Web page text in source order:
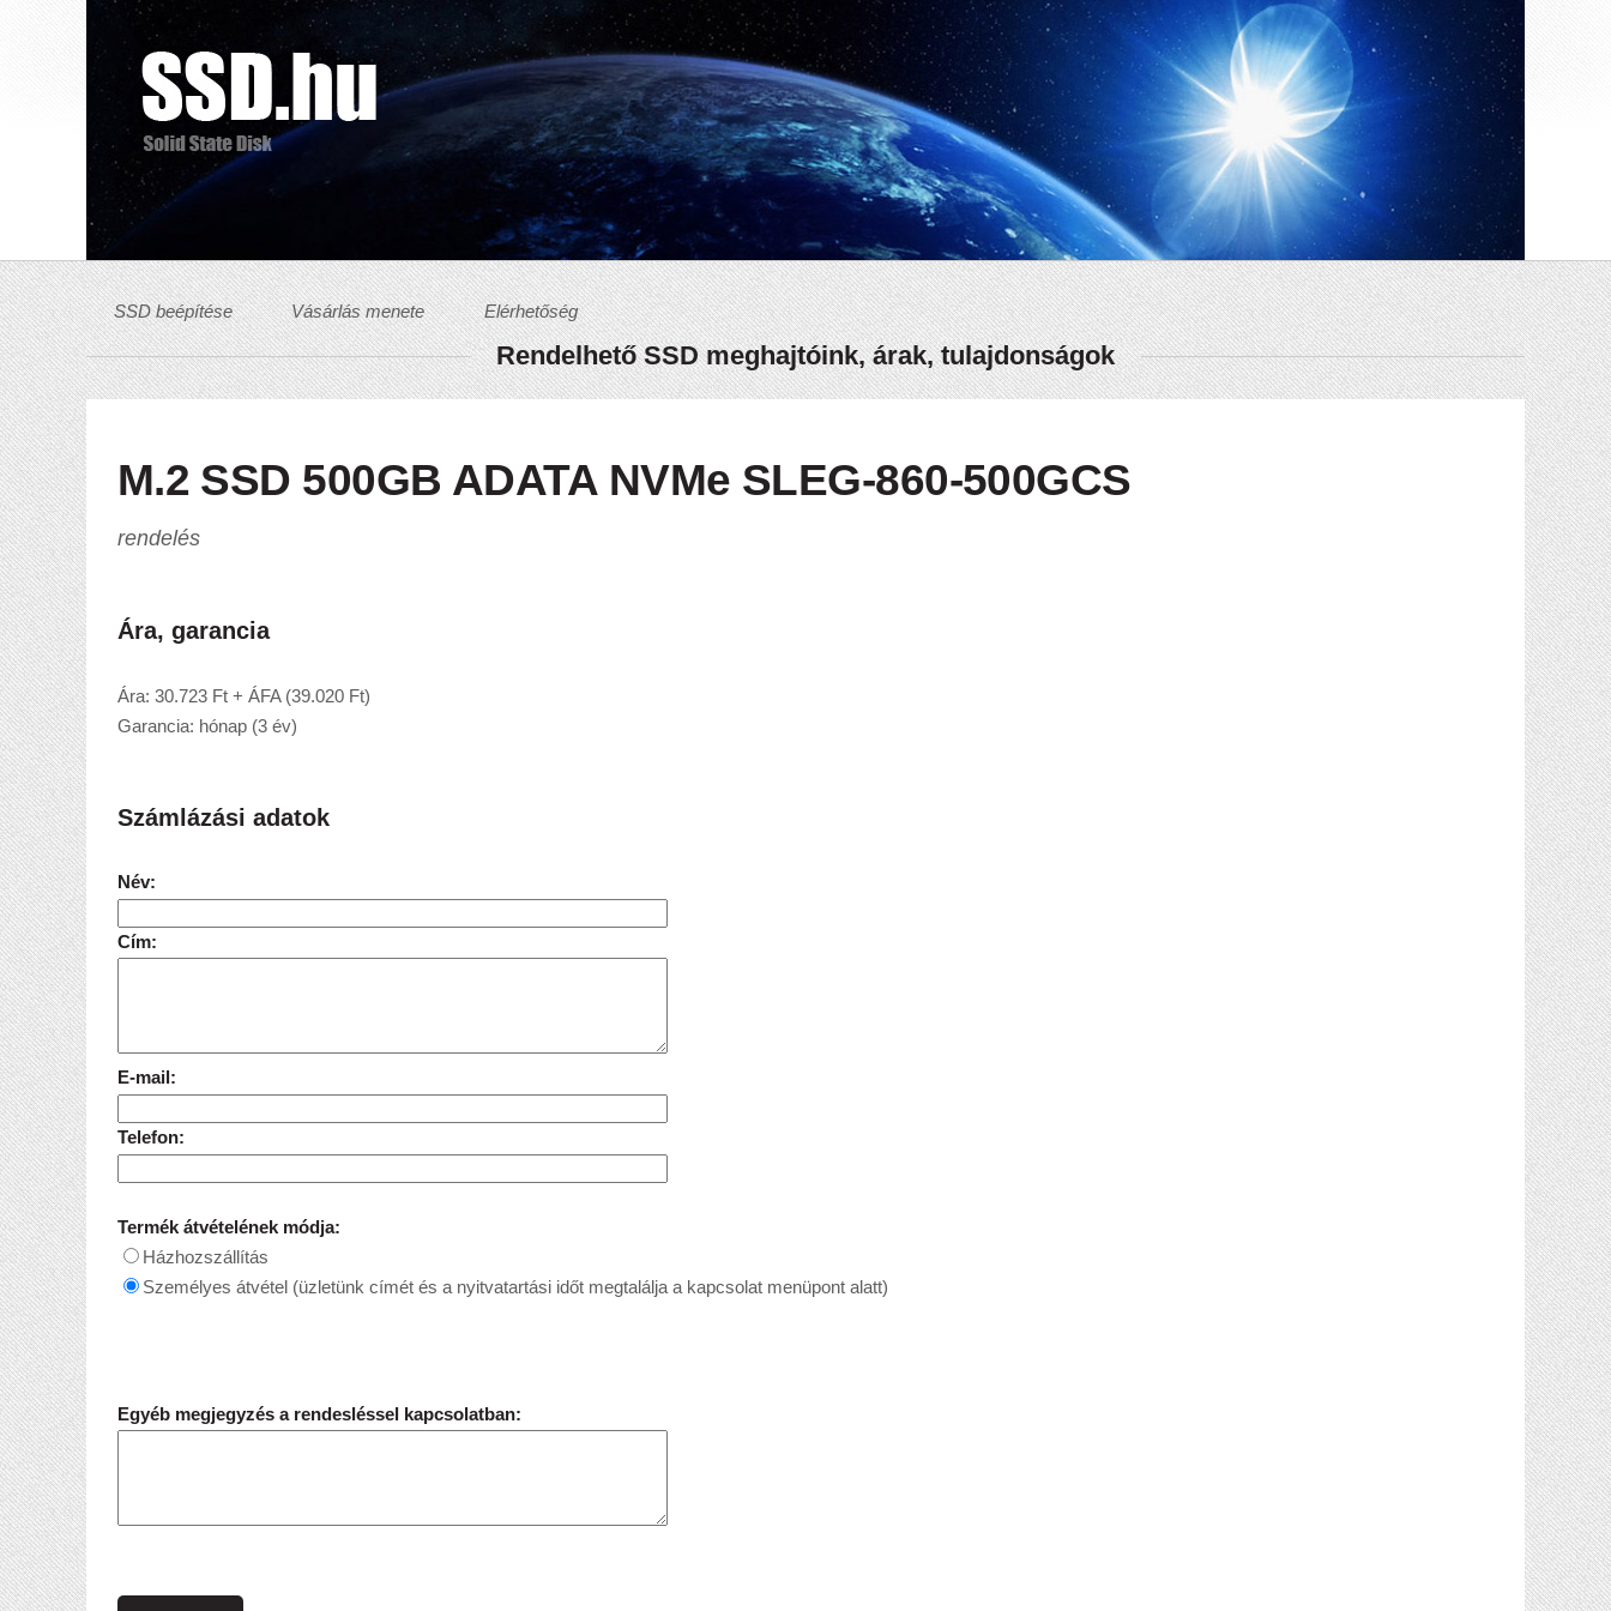
SSD beépítése Vásárlás menete Elérhetőség
Rendelhető SSD meghajtóink, árak, tulajdonságok
M.2 SSD 500GB ADATA NVMe SLEG-860-500GCS
rendelés
Ára, garancia
Ára: 30.723 Ft + ÁFA (39.020 Ft)
Garancia: hónap (3 év)
Számlázási adatok
Név:
Cím:
E-mail:
Telefon:
Termék átvételének módja:
Házhozszállítás
Személyes átvétel (üzletünk címét és a nyitvatartási időt megtalálja a kapcsolat menüpont alatt)
Egyéb megjegyzés a rendesléssel kapcsolatban: